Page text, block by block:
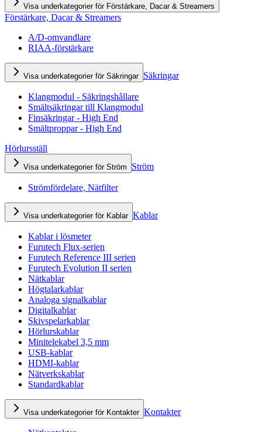
Visa underkategorier för Förstärkare, Dacar & Streamers
Förstärkare, Dacar & Streamers
A/D-omvandlare
RIAA-förstärkare
Visa underkategorier för Säkringar Säkringar
Klangmodul - Säkringshållare
Smältsäkringar till Klangmodul
Finsäkringar - High End
Smältproppar - High End
Hörlursställ
Visa underkategorier för Ström Ström
Strömfördelare, Nätfilter
Visa underkategorier för Kablar Kablar
Kablar i lösmeter
Furutech Flux-serien
Furutech Reference III serien
Furutech Evolution II serien
Nätkablar
Högtalarkablar
Analoga signalkablar
Digitalkablar
Skivspelarkablar
Hörlurskablar
Minitelekabel 3,5 mm
USB-kablar
HDMI-kablar
Nätverkskablar
Standardkablar
Visa underkategorier för Kontakter Kontakter